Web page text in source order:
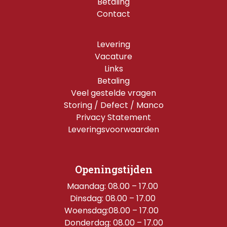
Contact
Levering
Vacature
Links
Betaling
Veel gestelde vragen
Storing / Defect / Manco
Privacy Statement
Leveringsvoorwaarden
Openingstijden
Maandag: 08.00 – 17.00
Dinsdag: 08.00 – 17.00
Woensdag:08.00 – 17.00
Donderdag: 08.00 – 17.00